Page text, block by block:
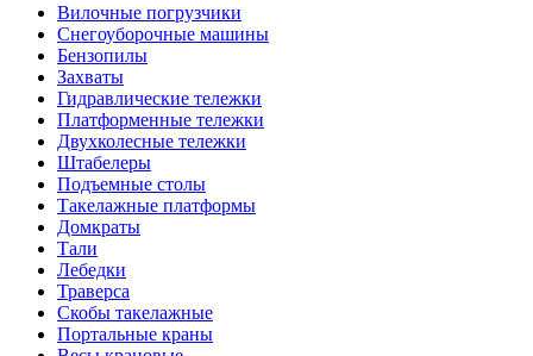
Вилочные погрузчики
Снегоуборочные машины
Бензопилы
Захваты
Гидравлические тележки
Платформенные тележки
Двухколесные тележки
Штабелеры
Подъемные столы
Такелажные платформы
Домкраты
Тали
Лебедки
Траверса
Скобы такелажные
Портальные краны